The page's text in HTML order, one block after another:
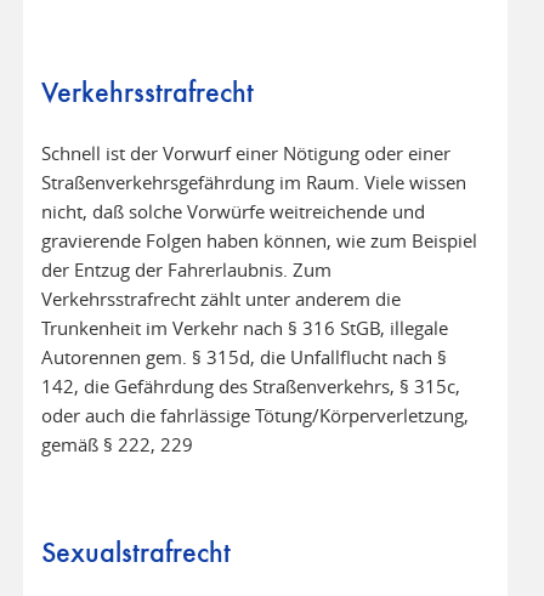
Verkehrsstrafrecht
Schnell ist der Vorwurf einer Nötigung oder einer
Straßenverkehrsgefährdung im Raum. Viele wissen
nicht, daß solche Vorwürfe weitreichende und
gravierende Folgen haben können, wie zum Beispiel
der Entzug der Fahrerlaubnis. Zum
Verkehrsstrafrecht zählt unter anderem die
Trunkenheit im Verkehr nach § 316 StGB, illegale
Autorennen gem. § 315d, die Unfallflucht nach §
142, die Gefährdung des Straßenverkehrs, § 315c,
oder auch die fahrlässige Tötung/Körperverletzung,
gemäß § 222, 229
Sexualstrafrecht